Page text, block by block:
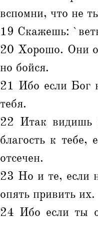
вспомни, что не
19 Скажешь:
20 Хорошо. Они
но бойся.
21 Ибо если Бог
тебя.
22 Итак видишь
благость к
отсечен.
23 Но и те, если
опять привить их.
24 Ибо если ты